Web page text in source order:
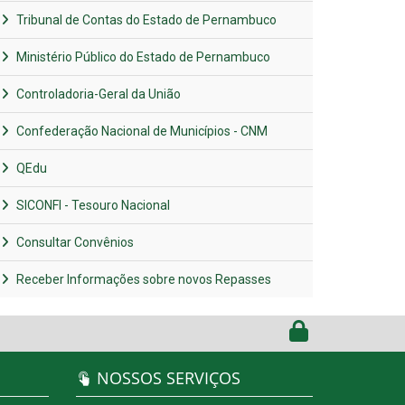
Tribunal de Contas do Estado de Pernambuco
Ministério Público do Estado de Pernambuco
Controladoria-Geral da União
Confederação Nacional de Municípios - CNM
QEdu
SICONFI - Tesouro Nacional
Consultar Convênios
Receber Informações sobre novos Repasses
NOSSOS SERVIÇOS